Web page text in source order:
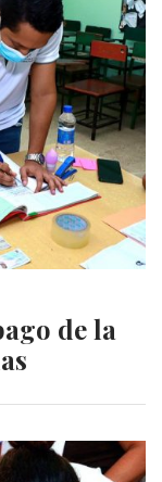
de la